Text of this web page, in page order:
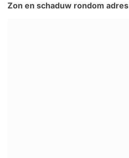
Zon en schaduw rondom adres